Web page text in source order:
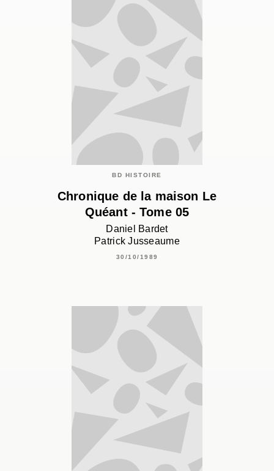
BD HISTOIRE
Chronique de la maison Le
Quéant - Tome 05
Daniel Bardet
Patrick Jusseaume
30/10/1989